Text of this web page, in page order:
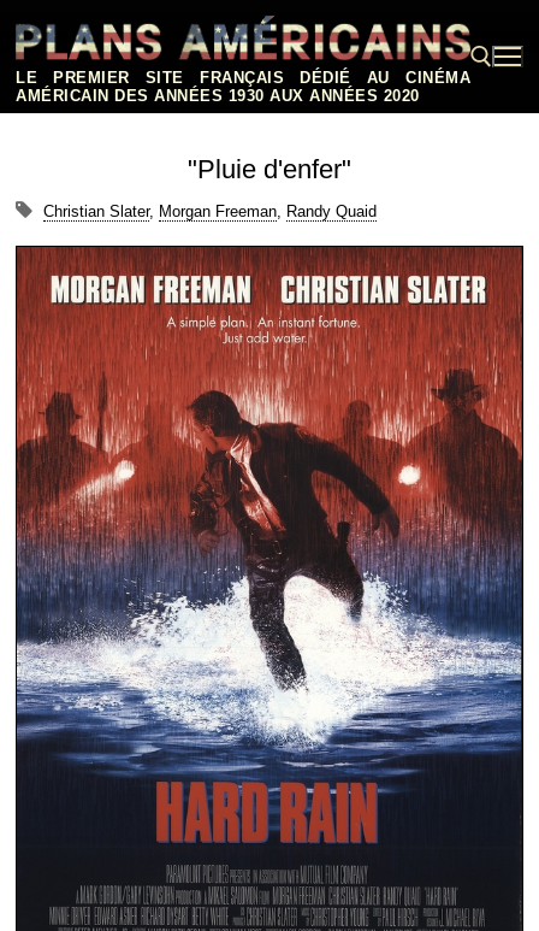
contenu
LE PREMIER SITE FRANÇAIS DÉDIÉ AU CINÉMA
AMÉRICAIN DES ANNÉES 1930 AUX ANNÉES 2020
"Pluie d'enfer"
Christian Slater, Morgan Freeman, Randy Quaid